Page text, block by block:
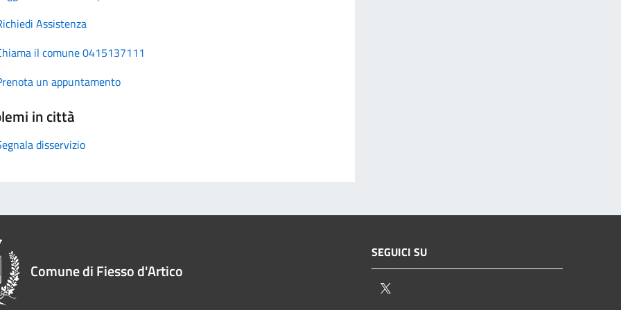
Assistenza
il comune 0415137111
un appuntamento
in città
disservizio
Comune di Fiesso d'Artico
SEGUICI SU